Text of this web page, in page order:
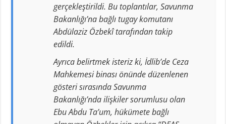
gerçekleştirildi. Bu toplantılar, Savunma
Bakanlığı’na bağlı tugay komutanı
Abdülaziz Özbekî tarafından takip
edildi.
Ayrıca belirtmek isteriz ki, İdlib’de Ceza
Mahkemesi binası önünde düzenlenen
gösteri sırasında Savunma
Bakanlığı’nda ilişkiler sorumlusu olan
Ebu Abdu Ta’um, hükümete bağlı